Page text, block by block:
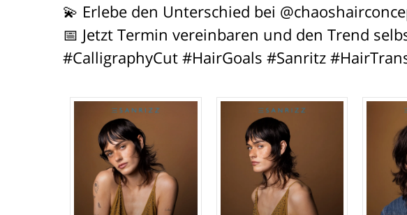
💫 Erlebe den Unterschied bei
📅 Jetzt Termin vereinbaren und den Trend
#CalligraphyCut #HairGoals #Sanritz